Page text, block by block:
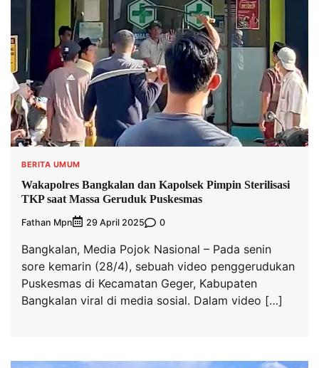
BERITA UMUM
Wakapolres Bangkalan dan Kapolsek Pimpin Sterilisasi
TKP saat Massa Geruduk Puskesmas
Fathan Mpn 29 April 2025 0
Bangkalan, Media Pojok Nasional – Pada senin
sore kemarin (28/4), sebuah video penggerudukan
Puskesmas di Kecamatan Geger, Kabupaten
Bangkalan viral di media sosial. Dalam video […]